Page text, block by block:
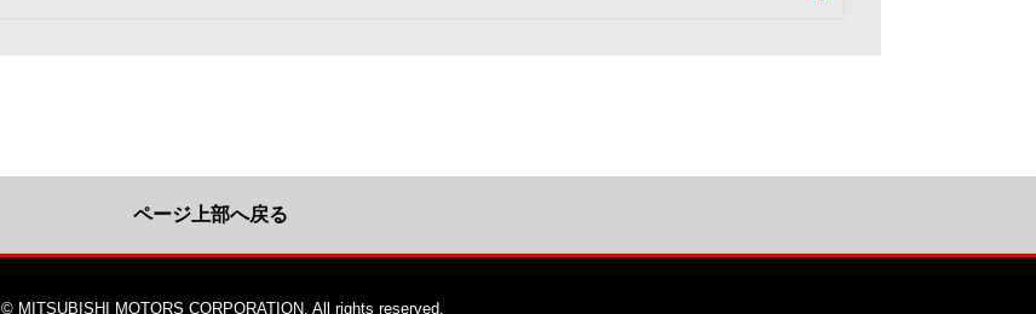
ページ上部へ戻る
© MITSUBISHI MOTORS CORPORATION. All rights reserved.